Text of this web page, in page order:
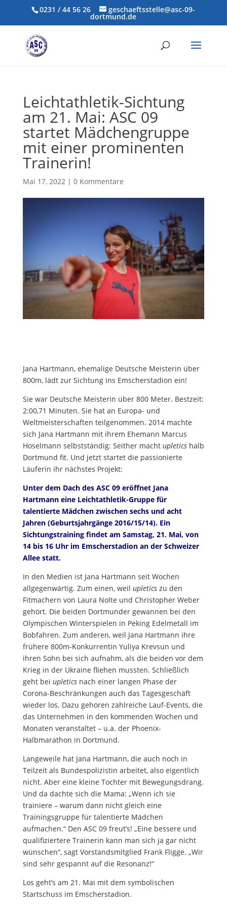
0231 / 44 56 26 geschaeftsstelle@asc-09-
dortmund.de
Leichtathletik-Sichtung
am 21. Mai: ASC 09
startet Mädchengruppe
mit einer prominenten
Trainerin!
Mai 17, 2022| 0 Kommentare
Jana Hartmann, ehemalige Deutsche Meisterin über
800m, lädt zur Sichtung ins Emscherstadion ein!
Sie war Deutsche Meisterin über 800 Meter. Bestzeit:
2:00,71 Minuten. Sie hat an Europa- und
Weltmeisterschaften teilgenommen. 2014 machte
sich Jana Hartmann mit ihrem Ehemann Marcus
Hoselmann selbstständig: Seither macht upleticshalb
Dortmund fit. Und jetzt startet die passionierte
Läuferin ihr nächstes Projekt:
Unter dem Dach des ASC 09 eröffnet Jana
Hartmann eine Leichtathletik-Gruppe für
talentierte Mädchen zwischen sechs und acht
Jahren (Geburtsjahrgänge 2016/15/14). Ein
Sichtungstraining findet am Samstag, 21. Mai, von
14 bis 16 Uhr im Emscherstadion an der Schweizer
Allee statt.
In den Medien ist Jana Hartmann seit Wochen
allgegenwärtig. Zum einen, weil upleticszu den
Fitmachern von Laura Nolte und Christopher Weber
gehört. Die beiden Dortmunder gewannen bei den
Olympischen Winterspielen in Peking Edelmetall im
Bobfahren. Zum anderen, weil Jana Hartmann ihre
frühere 800m-Konkurrentin Yuliya Krevsun und
ihren Sohn bei sich aufnahm, als die beiden vor dem
Krieg in der Ukraine fliehen mussten. Schließlich
geht bei upleticsnach einer langen Phase der
Corona-Beschränkungen auch das Tagesgeschäft
wieder los. Dazu gehören zahlreiche Lauf-Events, die
das Unternehmen in den kommenden Wochen und
Monaten veranstaltet – u.a. der Phoenix-
Halbmarathon in Dortmund.
Langeweile hat Jana Hartmann, die auch noch in
Teilzeit als Bundespolizistin arbeitet, also eigentlich
nicht. Aber eine kleine Tochter mit Bewegungsdrang.
Und da dachte sich die Mama: „Wenn ich sie
trainiere – warum dann nicht gleich eine
Trainingsgruppe für talentierte Mädchen
aufmachen.“ Den ASC 09 freut’s! „Eine bessere und
qualifiziertere Trainerin kann man sich ja gar nicht
wünschen“, sagt Vorstandsmitglied Frank Fligge. „Wir
sind sehr gespannt auf die Resonanz!“
Los geht’s am 21. Mai mit dem symbolischen
Startschuss im Emscherstadion.